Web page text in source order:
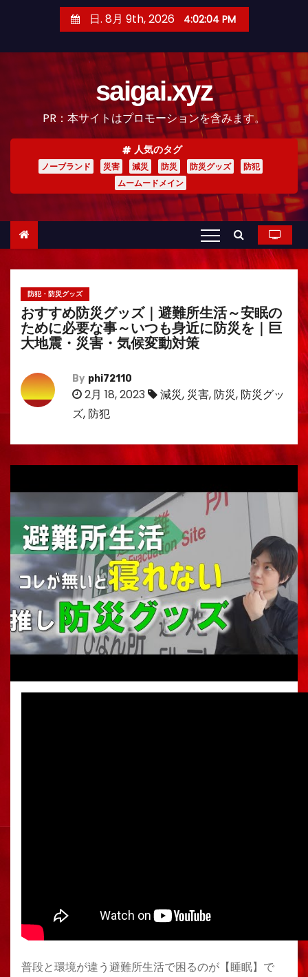
日. 8月 9th, 2026 4:02:05 PM
saigai.xyz
PR：本サイトはプロモーションを含みます。
人気のタグ
ノーブランド 災害 減災 防災 防災グッズ
防犯
ムームードメイン
防犯・防災グッズ
おすすめ防災グッズ｜避難所生活～安眠の
ために必要な事～いつも身近に防災を｜巨
大地震・災害・気候変動対策
By phi72110
2月 18, 2023 減災, 災害, 防災, 防災グッ
ズ, 防犯
普段と環境が違う避難所生活で困るのが【睡眠】で